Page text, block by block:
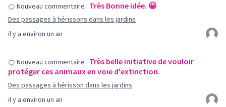
il y a environ un an
Nouveau commentaire : Très Bonne idée. 😀
Des passages à hérissons dans les jardins
il y a environ un an
Nouveau commentaire : Très belle initiative de vouloir
protéger ces animaux en voie d'extinction.
Des passages à hérisson dans les jardins